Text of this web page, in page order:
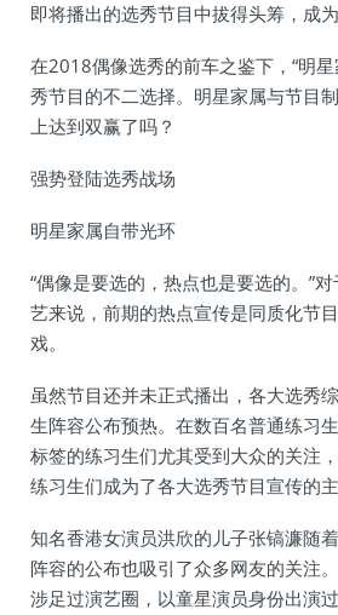
即将播出的选秀节目中拔得头筹，成
在2018偶像选秀的前车之鉴下，“明
秀节目的不二选择。明星家属与节目
上达到双赢了吗？
强势登陆选秀战场
明星家属自带光环
“偶像是要选的，热点也是要选的。”
艺来说，前期的热点宣传是同质化节
戏。
虽然节目还并未正式播出，各大选秀
生阵容公布预热。在数百名普通练习
标签的练习生们尤其受到大众的关注
练习生们成为了各大选秀节目宣传的主
知名香港女演员洪欣的儿子张镐濂随
阵容的公布也吸引了众多网友的关注
涉足过演艺圈，以童星演员身份出演